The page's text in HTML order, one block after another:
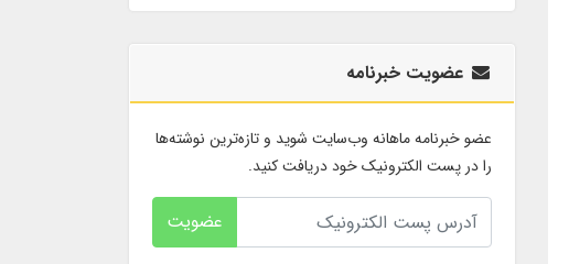
عضویت خبرنامه
عضو خبرنامه ماهانه وب‌سایت شوید و تازه‌ترین نوشته‌ها
را در پست الکترونیک خود دریافت کنید.
عضویت